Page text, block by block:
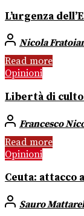
L’urgenza
Nicola
Read more
Opinioni
Libertà di
Francesco
Read more
Opinioni
Ceuta: attacco
Sauro